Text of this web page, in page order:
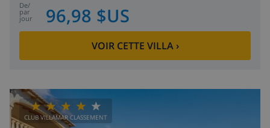
de/
par
jour 96,98 $US
VOIR CETTE VILLA›
CLUB VILLAMAR CLASSEMENT